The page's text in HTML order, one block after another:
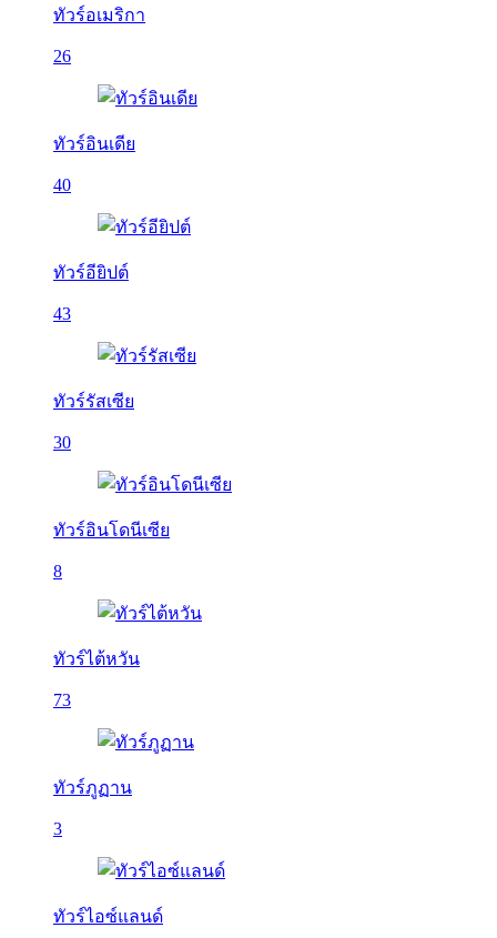
ทัวร์อเมริกา
26
ทัวร์อินเดีย
40
ทัวร์อียิปต์
43
ทัวร์รัสเซีย
30
ทัวร์อินโดนีเซีย
8
ทัวร์ไต้หวัน
73
ทัวร์ภูฏาน
3
ทัวร์ไอซ์แลนด์